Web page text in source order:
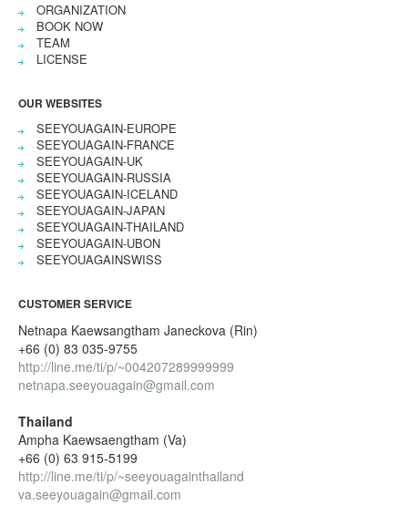
ORGANIZATION
BOOK NOW
TEAM
LICENSE
OUR WEBSITES
SEEYOUAGAIN-EUROPE
SEEYOUAGAIN-FRANCE
SEEYOUAGAIN-UK
SEEYOUAGAIN-RUSSIA
SEEYOUAGAIN-ICELAND
SEEYOUAGAIN-JAPAN
SEEYOUAGAIN-THAILAND
SEEYOUAGAIN-UBON
SEEYOUAGAINSWISS
CUSTOMER SERVICE
Netnapa Kaewsangtham Janeckova (Rin)
+66 (0) 83 035-9755
http://line.me/ti/p/~004207289999999
netnapa.seeyouagain@gmail.com
Thailand
Ampha Kaewsaengtham (Va)
+66 (0) 63 915-5199
http://line.me/ti/p/~seeyouagainthailand
va.seeyouagain@gmail.com